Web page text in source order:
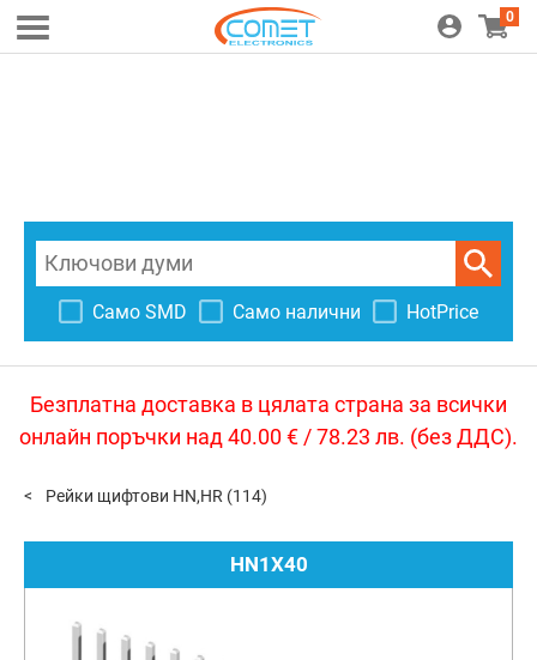
0
Само SMD Само налични HotPrice
Безплатна доставка в цялата страна за всички
онлайн поръчки над 40.00 € / 78.23 лв. (без ДДС).
Рейки щифтови HN,HR (114)
HN1X40